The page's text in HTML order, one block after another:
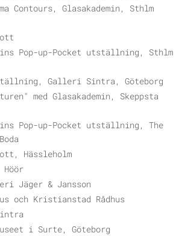
Contours, Glasakademin, Sthlm
Pop-up-Pocket utställning, Sthlm
Galleri Sintra, Göteborg
med Glasakademin, Skeppsta
Pop-up-Pocket utställning, The
Hässleholm
Jäger & Jansson
och Kristianstad Rådhus
i Surte, Göteborg